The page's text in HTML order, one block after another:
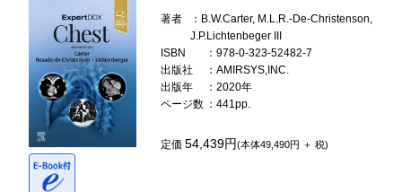
著者
：B.W.Carter, M.L.R.-De-Christenson,
J.P.Lichtenbeger III
ISBN
：978-0-323-52482-7
出版社
：AMIRSYS,INC.
出版年
：2020年
ページ数 ：441pp.
定価54,439円(本体49,490円 ＋ 税)